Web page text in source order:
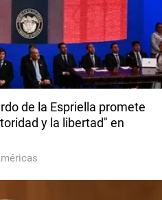
de la Espriella promete
y la libertad" en